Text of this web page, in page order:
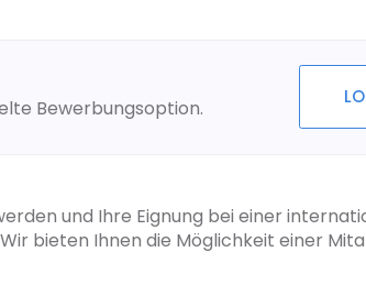
Bewerbungsoption.
und Ihre Eignung bei einer
bieten Ihnen die Möglichkeit einer